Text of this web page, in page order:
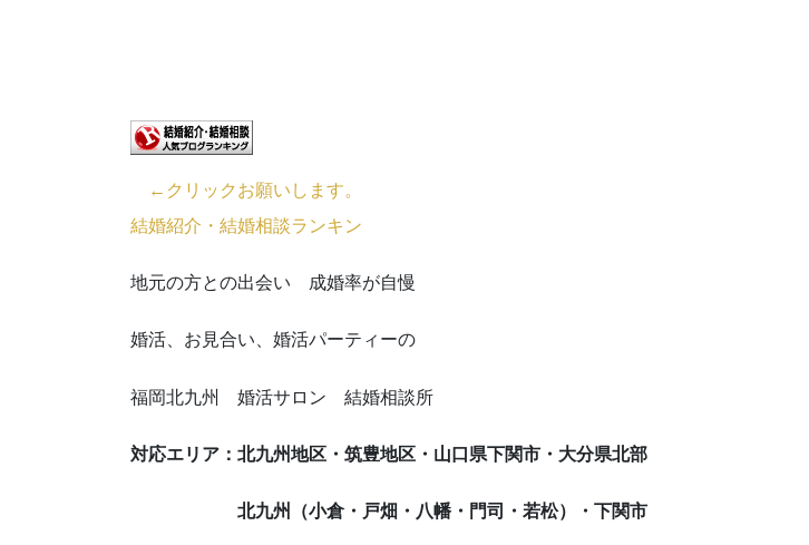
←クリックお願いします。
結婚紹介・結婚相談ランキン
地元の方との出会い 成婚率が自慢
婚活、お見合い、婚活パーティーの
福岡北九州 婚活サロン 結婚相談所
対応エリア：北九州地区・筑豊地区・山口県下関市・大分県北部
北九州（小倉・戸畑・八幡・門司・若松）・下関市